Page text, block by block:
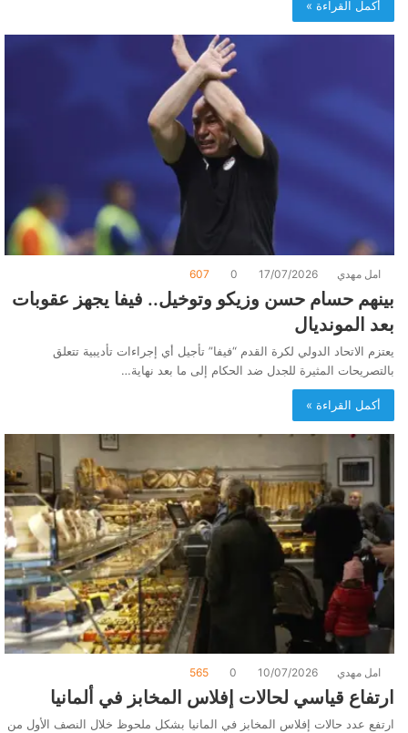
أكمل القراءة »
امل مهدي 17/07/2026
0
607
بينهم حسام حسن وزيكو وتوخيل.. فيفا يجهز عقوبات
بعد المونديال
يعتزم الاتحاد الدولي لكرة القدم “فيفا” تأجيل أي إجراءات تأديبية تتعلق
بالتصريحات المثيرة للجدل ضد الحكام إلى ما بعد نهاية…
أكمل القراءة »
امل مهدي 10/07/2026
0
565
ارتفاع قياسي لحالات إفلاس المخابز في ألمانيا
ارتفع عدد حالات إفلاس المخابز في المانيا بشكل ملحوظ خلال النصف الأول من